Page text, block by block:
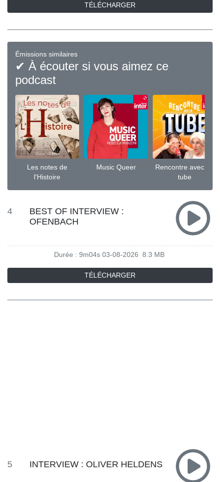
TÉLÉCHARGER
Émissions similaires
✔ À écouter si vous aimez ce
podcast
Les notes de
l'Histoire
Music Queer
Rencontre avec un
tube
4
BEST OF INTERVIEW :
OFENBACH
Durée : 9m04s 03-08-2026 8.3 MB
TÉLÉCHARGER
5 INTERVIEW : OLIVER HELDENS